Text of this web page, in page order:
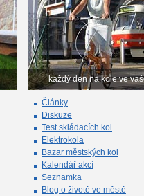
každý den na kole ve
Články
Diskuze
Test skládacích kol
Elektrokola
Bazar městských kol
Kalendář akcí
Seznamka
Blog o životě ve městě